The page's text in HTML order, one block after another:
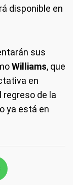
disponible en
sus
Williams, que
en
regreso de la
ya está en